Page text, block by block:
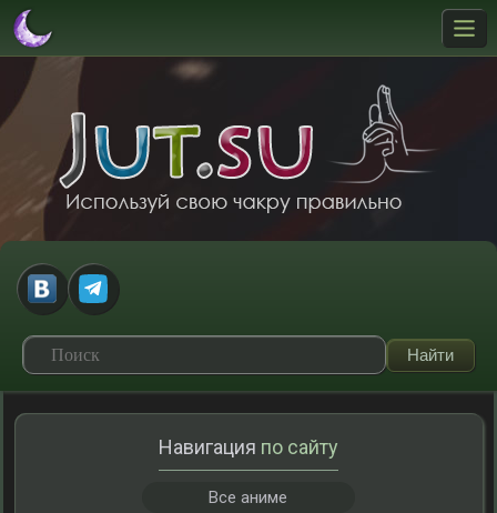
Навигация по сайту
Все аниме